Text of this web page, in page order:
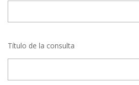
Título de la consulta